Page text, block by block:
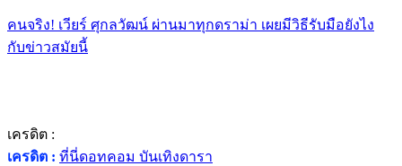
คนจริง! เวียร์ ศุกลวัฒน์ ผ่านมาทุกดราม่า เผยมีวิธีรับมือยังไง
กับข่าวสมัยนี้
เครดิต :
เครดิต : ที่นี่ดอทคอม บันเทิงดารา